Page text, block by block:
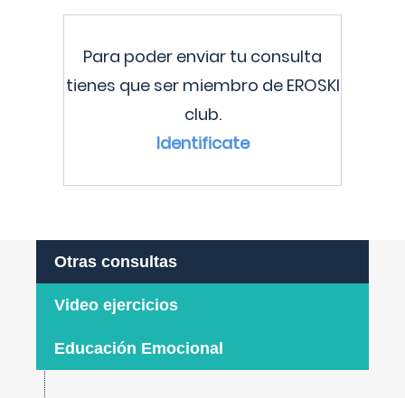
Para poder enviar tu consulta
tienes que ser miembro de EROSKI
club.
Identificate
Otras consultas
Video ejercicios
Educación Emocional